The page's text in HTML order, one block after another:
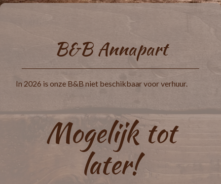
B&B Annapart
In 2026 is onze B&B niet beschikbaar voor verhuur.
Mogelijk tot
later!